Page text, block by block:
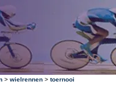
> wielrennen > toernooi